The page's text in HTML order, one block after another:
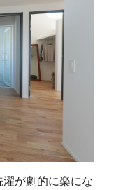
が劇的に楽にな